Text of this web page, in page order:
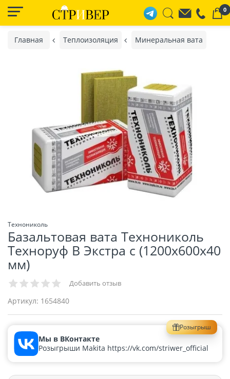
0
Главная Теплоизоляция Минеральная вата
Технониколь
Базальтовая вата Технониколь
Техноруф В Экстра с (1200х600х40
мм)
Добавить отзыв
Артикул: 1654840
Розыгрыш
Мы в ВКонтакте
Розыгрыши Makita https://vk.com/striwer_official